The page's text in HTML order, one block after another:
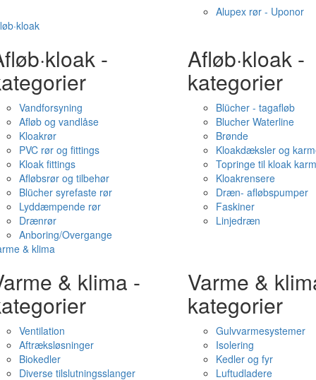
Alupex rør - Uponor
-
Vandforsyning
Afløb og vandlåse
Kloakrør
PVC rør og fittings
Kloak fittings
Afløbsrør og tilbehør
Blücher syrefaste rør
Lyddæmpende rør
Drænrør
Anboring/Overgange
Afløb·kloak -
kategorier
Blücher - tagafløb
Blucher Waterline
Brønde
Kloakdæksler og
Topringe til kloak
Kloakrensere
Dræn- afløbspumper
Faskiner
Linjedræn
& klima
& klima -
Ventilation
Aftræksløsninger
Biokedler
Diverse tilslutningsslanger
Varme &
kategorier
Gulvvarmesystemer
Isolering
Kedler og fyr
Luftudladere